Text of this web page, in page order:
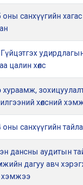
оны санхүүгийн
цалин хөлс
хураамж,
хөлсний
оны санхүүгийн
дансны аудитын
дагуу авч
хэмжээ